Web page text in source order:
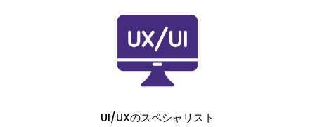
UI/UXのスペシャリスト